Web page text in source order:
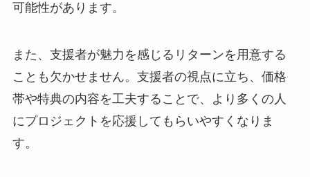
可能性があります。
また、支援者が魅力を感じるリターンを用意する
ことも欠かせません。支援者の視点に立ち、価格
帯や特典の内容を工夫することで、より多くの人
にプロジェクトを応援してもらいやすくなりま
す。